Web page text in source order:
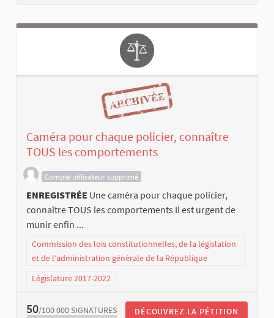
Caméra pour chaque policier, connaître
TOUS les comportements
Compte utilisateur supprimé
ENREGISTRÉE Une caméra pour chaque policier,
connaître TOUS les comportements Il est urgent de
munir enfin ...
Commission des lois constitutionnelles, de la législation
et de l’administration générale de la République
Législature 2017-2022
50/100 000 SIGNATURES DÉCOUVREZ LA PÉTITION